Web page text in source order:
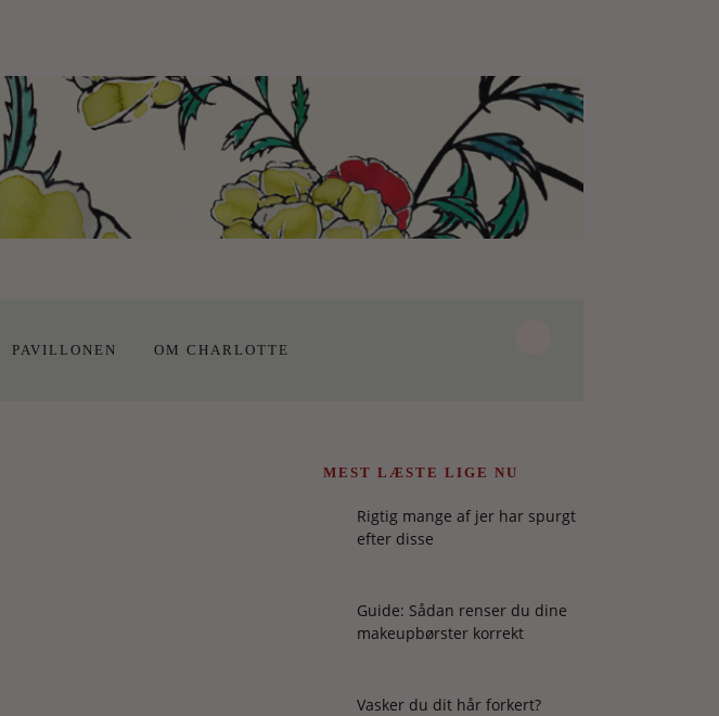
PAVILLONEN OM CHARLOTTE
MEST LÆSTE LIGE NU
Rigtig mange af jer har spurgt
efter disse
Guide: Sådan renser du dine
makeupbørster korrekt
Vasker du dit hår forkert?